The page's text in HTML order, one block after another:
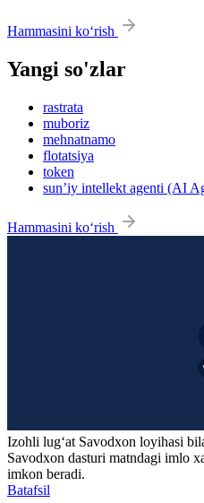
Hammasini ko‘rish
Yangi so'zlar
rastrata
muboriz
mehnatnamo
flotatsiya
token
sun’iy intellekt agenti (AI
Hammasini ko‘rish
Izohli lugʻat Savodxon loyihasi
Savodxon dasturi matndagi imlo
imkon beradi.
Batafsil